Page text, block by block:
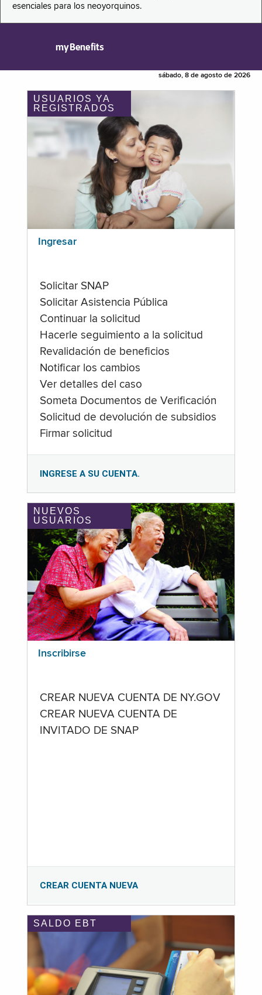
esenciales para los neoyorquinos.
myBenefits
sábado, 8 de agosto de 2026
USUARIOS YA
REGISTRADOS
Ingresar
Solicitar SNAP
Solicitar Asistencia Pública
Continuar la solicitud
Hacerle seguimiento a la solicitud
Revalidación de beneficios
Notificar los cambios
Ver detalles del caso
Someta Documentos de Verificación
Solicitud de devolución de subsidios
Firmar solicitud
INGRESE A SU CUENTA.
NUEVOS
USUARIOS
Inscribirse
CREAR NUEVA CUENTA DE NY.GOV
CREAR NUEVA CUENTA DE
INVITADO DE SNAP
CREAR CUENTA NUEVA
SALDO EBT